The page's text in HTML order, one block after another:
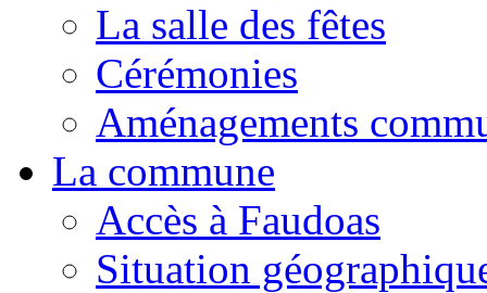
La salle des fêtes
Cérémonies
Aménagements
La commune
Accès à Faudoas
Situation